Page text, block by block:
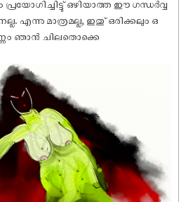
പ്രയോഗിച്ചിട്ടു് ഒഴിയാത്ത ഈ ഗന്ധർവ്വ
എന്നു മാത്രമല്ല, ഇതു് ഒരിക്കലും ഒ
ഞാൻ ചിലതൊക്കെ